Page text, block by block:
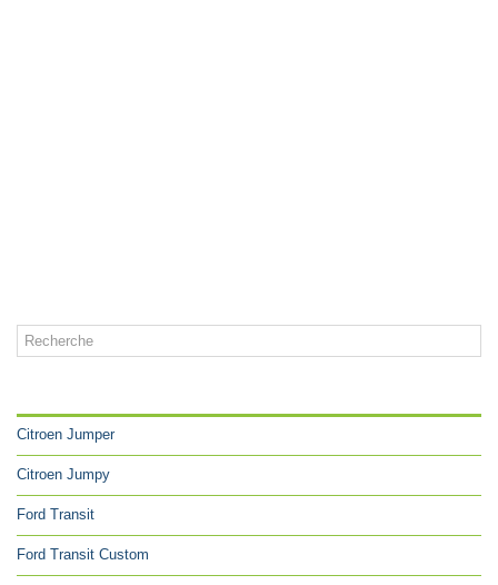
Citroen Jumper
Citroen Jumpy
Ford Transit
Ford Transit Custom